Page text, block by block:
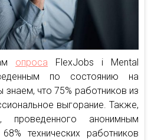
опроса FlexJobs і Mental
по состоянию на
знаем, что 75% работников из
выгорание. Также,
анонимным
технических работников